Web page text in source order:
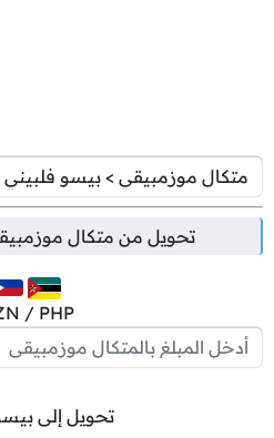
تحويل من متكال
/ PHP
تحويل إلى